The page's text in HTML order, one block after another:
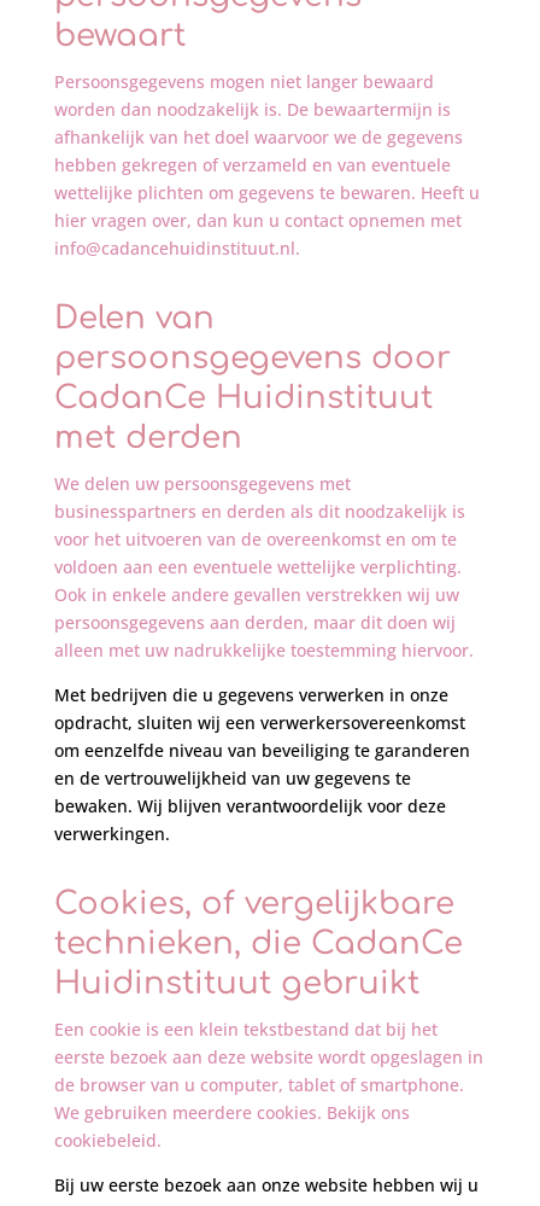
bewaart
Persoonsgegevens mogen niet langer bewaard
worden dan noodzakelijk is. De bewaartermijn is
afhankelijk van het doel waarvoor we de gegevens
hebben gekregen of verzameld en van eventuele
wettelijke plichten om gegevens te bewaren. Heeft u
hier vragen over, dan kun u contact opnemen met
info@cadancehuidinstituut.nl.
Delen van
persoonsgegevens door
CadanCe Huidinstituut
met derden
We delen uw persoonsgegevens met
businesspartners en derden als dit noodzakelijk is
voor het uitvoeren van de overeenkomst en om te
voldoen aan een eventuele wettelijke verplichting.
Ook in enkele andere gevallen verstrekken wij uw
persoonsgegevens aan derden, maar dit doen wij
alleen met uw nadrukkelijke toestemming hiervoor.
Met bedrijven die u gegevens verwerken in onze
opdracht, sluiten wij een verwerkersovereenkomst
om eenzelfde niveau van beveiliging te garanderen
en de vertrouwelijkheid van uw gegevens te
bewaken. Wij blijven verantwoordelijk voor deze
verwerkingen.
Cookies, of vergelijkbare
technieken, die CadanCe
Huidinstituut gebruikt
Een cookie is een klein tekstbestand dat bij het
eerste bezoek aan deze website wordt opgeslagen in
de browser van u computer, tablet of smartphone.
We gebruiken meerdere cookies. Bekijk ons
cookiebeleid.
Bij uw eerste bezoek aan onze website hebben wij u